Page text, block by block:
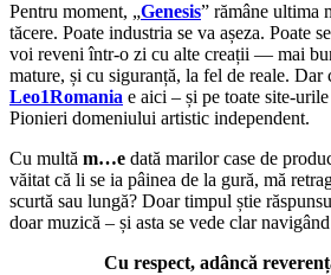
Pentru moment, „Genesis” rămâne ultima
tăcere. Poate industria se va așeza. Poate
voi reveni într-o zi cu alte creații — mai
mature, și cu siguranță, la fel de reale. Dar
Leo1Romania e aici – și pe toate site-
Pionieri domeniului artistic independent.
Cu multă m…e dată marilor case de
văitat că li se ia pâinea de la gură, mă
scurtă sau lungă? Doar timpul știe
doar muzică – și asta se vede clar
Cu respect, adâncă